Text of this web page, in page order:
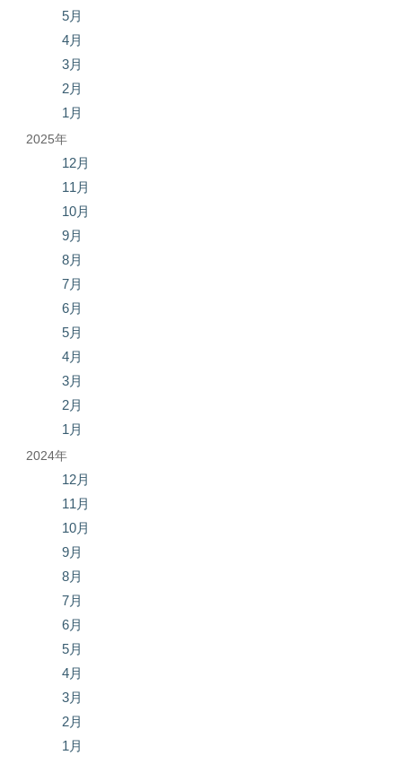
5月
4月
3月
2月
1月
2025年
12月
11月
10月
9月
8月
7月
6月
5月
4月
3月
2月
1月
2024年
12月
11月
10月
9月
8月
7月
6月
5月
4月
3月
2月
1月